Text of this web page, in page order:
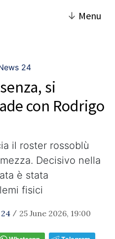
↓ Menu
24
si
con Rodrigo
il roster rossoblù
Decisivo nella
è stata
fisici
/ 25 June 2026, 19:00